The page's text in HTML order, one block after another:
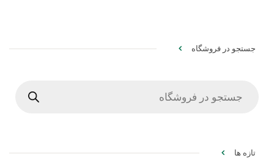
جستجو در فروشگاه
تازه ها